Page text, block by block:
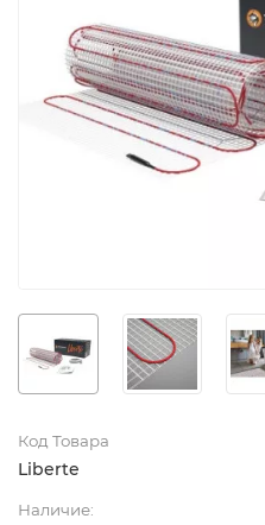
Код Товара
Liberte
Наличие: